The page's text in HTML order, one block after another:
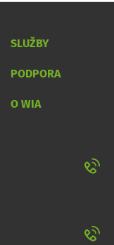
SLUŽBY
PODPORA
O WIA